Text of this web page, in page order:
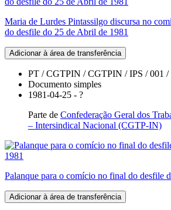
Maria de Lurdes Pintassilgo discursa no
do desfile do 25 de Abril de 1981
Adicionar à área de transferência
PT / CGTPIN / CGTPIN / IPS / 001 /
Documento simples
1981-04-25 - ?
Parte de Confederação Geral dos
– Intersindical Nacional (CGTP-IN)
Palanque para o comício no final do desfile
Adicionar à área de transferência